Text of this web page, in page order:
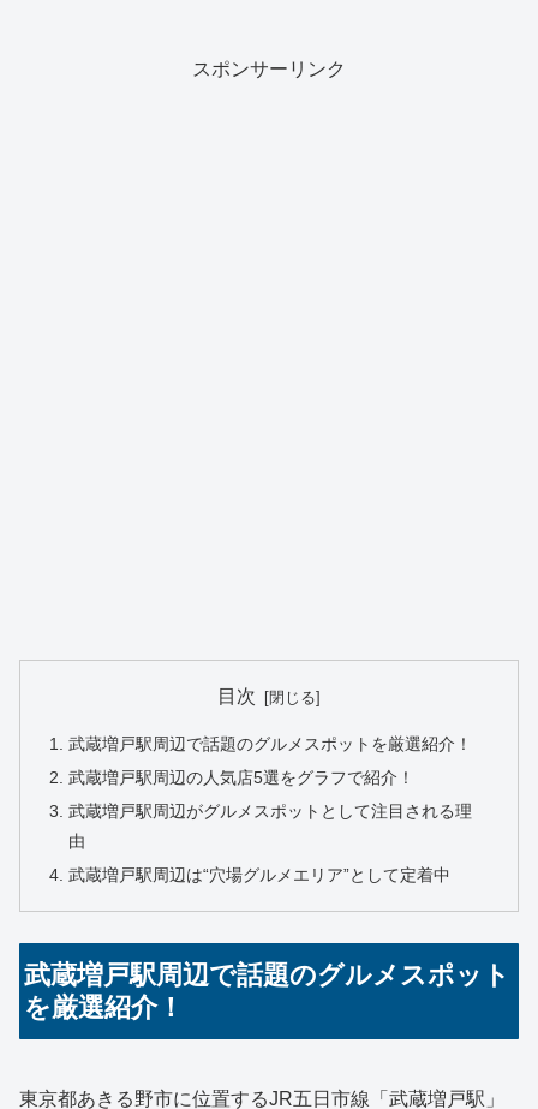
スポンサーリンク
目次
武蔵増戸駅周辺で話題のグルメスポットを厳選紹介！
武蔵増戸駅周辺の人気店5選をグラフで紹介！
武蔵増戸駅周辺がグルメスポットとして注目される理
由
武蔵増戸駅周辺は“穴場グルメエリア”として定着中
武蔵増戸駅周辺で話題のグルメスポット
を厳選紹介！
東京都あきる野市に位置するJR五日市線「武蔵増戸駅」